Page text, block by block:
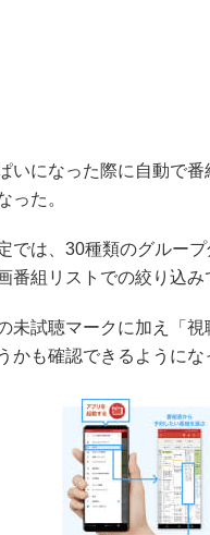
いになった際に自動で
った。
では、30種類のグルー
番組リストでの絞り込み
未試聴マークに加え「
かも確認できるようにな